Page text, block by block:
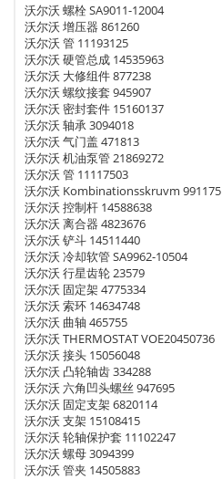
沃尔沃 螺栓 SA9011-12004
沃尔沃 增压器 861260
沃尔沃 管 11193125
沃尔沃 硬管总成 14535963
沃尔沃 大修组件 877238
沃尔沃 螺纹接套 945907
沃尔沃 密封套件 15160137
沃尔沃 轴承 3094018
沃尔沃 气门盖 471813
沃尔沃 机油泵管 21869272
沃尔沃 管 11117503
沃尔沃 Kombinationsskruvm 991175
沃尔沃 控制杆 14588638
沃尔沃 离合器 4823676
沃尔沃 铲斗 14511440
沃尔沃 冷却软管 SA9962-10504
沃尔沃 行星齿轮 23579
沃尔沃 固定架 4775334
沃尔沃 索环 14634748
沃尔沃 曲轴 465755
沃尔沃 THERMOSTAT VOE20450736
沃尔沃 接头 15056048
沃尔沃 凸轮轴齿 334288
沃尔沃 六角凹头螺丝 947695
沃尔沃 固定支架 6820114
沃尔沃 支架 15108415
沃尔沃 轮轴保护套 11102247
沃尔沃 螺母 3094399
沃尔沃 管夹 14505883